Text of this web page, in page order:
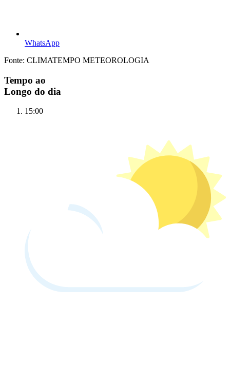
WhatsApp
Fonte: CLIMATEMPO METEOROLOGIA
Tempo ao
Longo do dia
15:00